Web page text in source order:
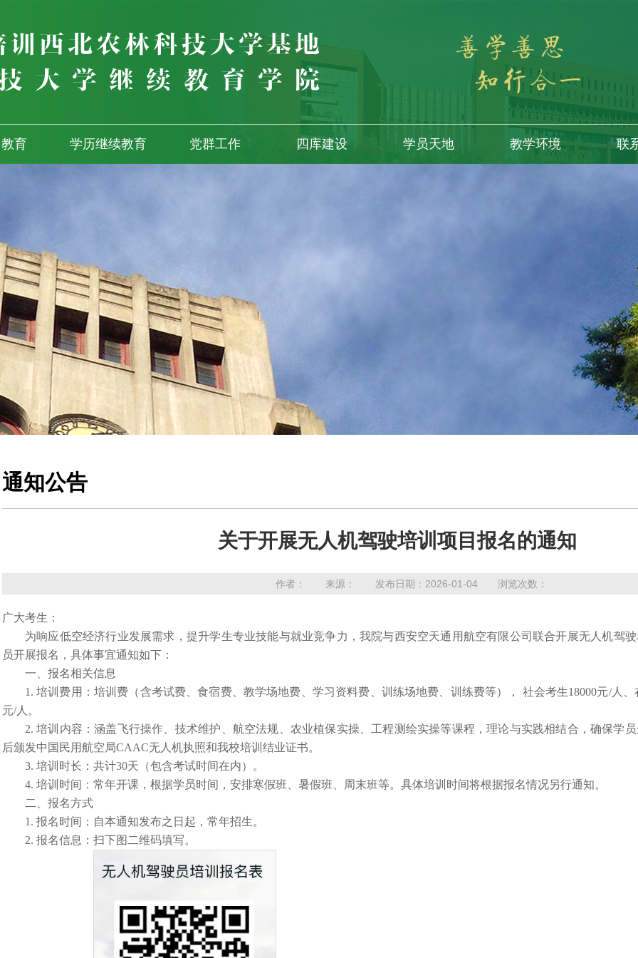
育 学历继续教育 党群工作 四库建设 学员天地 教学环境 联
通知公告
关于开展无人机驾驶培训项目报名的通知
作者： 来源： 发布日期：2026-01-04 浏览次数：
广大考生：
为响应低空经济行业发展需求，提升学生专业技能与就业竞争力， 我院与西安空天通用航空有限公司联合开展无人机驾
员开展报名，具体事宜通知如下：
一、报名相关信息
1. 培训费用：培训费（含考试费、食宿费、教学场地费、学习资料费、训练场地费、训练费等）， 社会考生18000元/人、
元/人 。
2. 培训内容：涵盖飞行操作、技术维护、航空法规、农业植保实操、工程测绘实操等课程，理论与实践相结合，确保学
后颁发中国民用航空局CAAC无人机执照和我校培训结业证书。
3. 培训时长：共计30天 （包含考试时间在内）。
4. 培训时间：常年开课，根据学员时间，安排寒假班、暑假班、周末班等。 具体培训时间将根据报名情况另行通知。
二
、报名方式
1. 报名时间：自本通知发布之日起 ， 常年招生。
2. 报名信息：扫下图二维码填写。